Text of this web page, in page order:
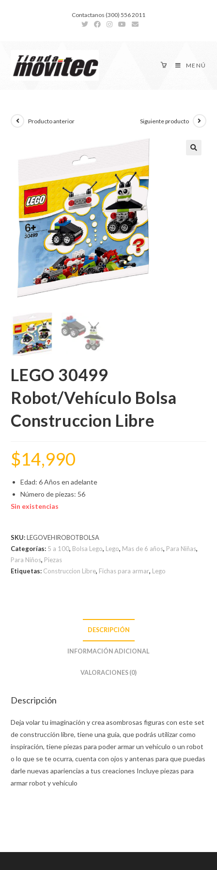
Contactanos (300) 556 2011
MENÚ
Producto anterior Siguiente producto
LEGO 30499
Robot/Vehículo Bolsa
Construccion Libre
$14,990
Edad: 6 Años en adelante
Número de piezas: 56
Sin existencias
SKU:LEGOVEHIROBOTBOLSA
Categorías: 5 a 100, Bolsa Lego, Lego, Mas de 6 años, Para Niñas,
Para Niños, Piezas
Etiquetas: Construccion Libre, Fichas para armar, Lego
DESCRIPCIÓN
INFORMACIÓN ADICIONAL
VALORACIONES (0)
Descripción
Deja volar tu imaginación y crea asombrosas figuras con este set
de construcción libre, tiene una guía, que podrás utilizar como
inspiración, tiene piezas para poder armar un vehículo o un robot
o lo que se te ocurra, cuenta con ojos y antenas para que puedas
darle nuevas apariencias a tus creaciones Incluye piezas para
armar robot y vehículo